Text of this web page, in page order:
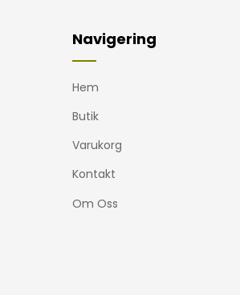
Navigering
Hem
Butik
Varukorg
Kontakt
Om Oss